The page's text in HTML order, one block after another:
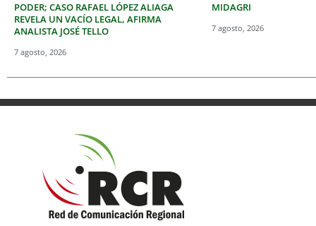
PODER; CASO RAFAEL LÓPEZ ALIAGA
REVELA UN VACÍO LEGAL, AFIRMA
ANALISTA JOSÉ TELLO
7 agosto, 2026
MIDAGRI
7 agosto, 2026